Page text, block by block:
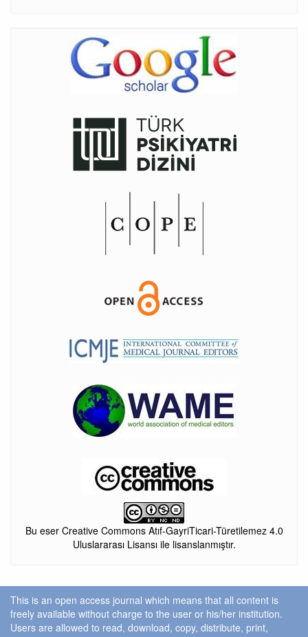
Bu eser Creative Commons Atıf-GayriTicari-Türetilemez 4.0
Uluslararası Lisansı ile lisanslanmıştır.
This is an open access journal which means that all content is
freely available without charge to the user or his/her institution.
Users are allowed to read, download, copy, distribute, print,